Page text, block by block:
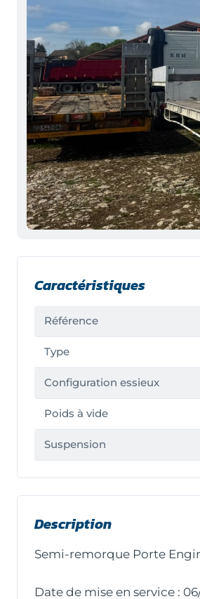
Caractéristiques
Référence
Type
Configuration essieux
Poids à vide
Suspension
Description
Semi-remorque Porte
Date de mise en service :